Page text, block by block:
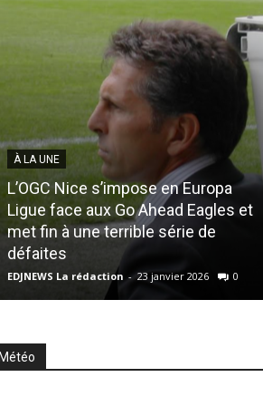
À LA UNE
L’OGC Nice s’impose en Europa
Ligue face aux Go Ahead Eagles et
met fin à une terrible série de
défaites
EDJNEWS La rédaction - 23 janvier 2026 0